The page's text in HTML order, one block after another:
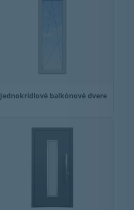
Jednokrídlové balkónové dvere